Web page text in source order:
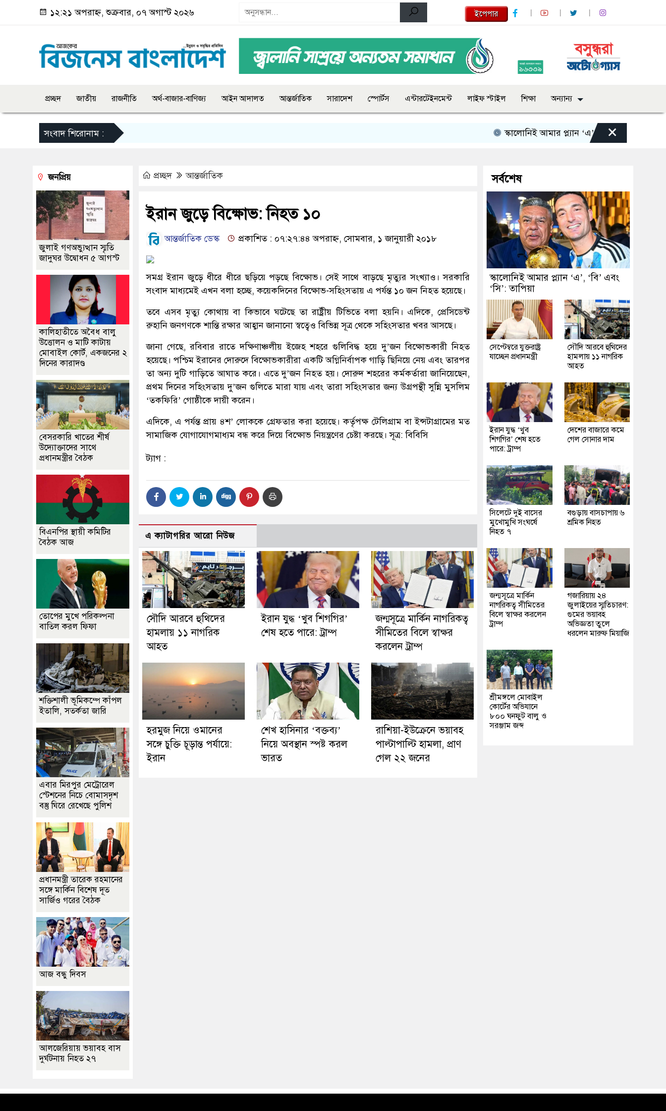
১২:২১ অপরাহ্ন, শুক্রবার, ০৭ অগাস্ট ২০২৬ ইপেপার
প্রচ্ছদ জাতীয় রাজনীতি অর্থ-বাজার-বাণিজ্য আইন আদালত আন্তর্জাতিক সারাদেশ স্পোর্টস এন্টারটেইনমেন্ট লাইফ স্টাইল শিক্ষা অন্যান্য
সংবাদ শিরোনাম : স্কালোনিই আমার প্ল্যান ‘এ’, ‘বি’ এবং ‘সি’: তাপিয়া
×
প্রচ্ছদ আন্তর্জাতিক
ইরান জুড়ে বিক্ষোভ: নিহত ১০
আন্তর্জাতিক ডেস্ক প্রকাশিত : ০৭:২৭:৪৪ অপরাহ্ন, সোমবার, ১ জানুয়ারী ২০১৮
সমগ্র ইরান জুড়ে ধীরে ধীরে ছড়িয়ে পড়ছে বিক্ষোভ। সেই সাথে বাড়ছে মৃত্যুর সংখ্যাও। সরকারি
সংবাদ মাধ্যমেই এখন বলা হচ্ছে, কয়েকদিনের বিক্ষোভ-সহিংসতায় এ পর্যন্ত ১০ জন নিহত হয়েছে।
তবে এসব মৃত্যু কোথায় বা কিভাবে ঘটেছে তা রাষ্ট্রীয় টিভিতে বলা হয়নি। এদিকে, প্রেসিডেন্ট
রুহানি জনগণকে শান্তি রক্ষার আহ্বান জানানো স্বত্বেও বিভিন্ন সূত্র থেকে সহিংসতার খবর আসছে।
জানা গেছে, রবিবার রাতে দক্ষিণাঞ্চলীয় ইজেহ শহরে গুলিবিদ্ধ হয়ে দু’জন বিক্ষোভকারী নিহত
হয়েছে। পশ্চিম ইরানের দোরুদে বিক্ষোভকারীরা একটি অগ্নিনির্বাপক গাড়ি ছিনিয়ে নেয় এবং তারপর
তা অন্য দুটি গাড়িতে আঘাত করে। এতে দু’জন নিহত হয়। দোরুদ শহরের কর্মকর্তারা জানিয়েছেন,
প্রথম দিনের সহিংসতায় দু’জন গুলিতে মারা যায় এবং তারা সহিংসতার জন্য উগ্রপন্থী সুন্নি মুসলিম
‘তকফিরি’ গোষ্ঠীকে দায়ী করেন।
এদিকে, এ পর্যন্ত প্রায় ৪শ’ লোককে গ্রেফতার করা হয়েছে। কর্তৃপক্ষ টেলিগ্রাম বা ইন্সটাগ্রামের মত
সামাজিক যোগাযোগমাধ্যম বন্ধ করে দিয়ে বিক্ষোভ নিয়ন্ত্রণের চেষ্টা করছে। সূত্র: বিবিসি
ট্যাগ :
এ ক্যাটাগরির আরো নিউজ
সৌদি আরবে হুথিদের
হামলায় ১১ নাগরিক
আহত
ইরান যুদ্ধ ‘খুব শিগগির’
শেষ হতে পারে: ট্রাম্প
জন্মসূত্রে মার্কিন নাগরিকত্ব
সীমিতের বিলে স্বাক্ষর
করলেন ট্রাম্প
হরমুজ নিয়ে ওমানের
সঙ্গে চুক্তি চূড়ান্ত পর্যায়ে:
ইরান
শেখ হাসিনার ‘বক্তব্য’
নিয়ে অবস্থান স্পষ্ট করল
ভারত
রাশিয়া-ইউক্রেনে ভয়াবহ
পাল্টাপাল্টি হামলা, প্রাণ
গেল ২২ জনের
জনপ্রিয়
জুলাই গণঅভ্যুত্থান স্মৃতি
জাদুঘর উদ্বোধন ৫ আগস্ট
কালিহাতীতে অবৈধ বালু
উত্তোলন ও মাটি কাটায়
মোবাইল কোর্ট, একজনের ২
দিনের কারাদণ্ড
বেসরকারি খাতের শীর্ষ
উদ্যোক্তাদের সাথে
প্রধানমন্ত্রীর বৈঠক
বিএনপির স্থায়ী কমিটির
বৈঠক আজ
তোপের মুখে পরিকল্পনা
বাতিল করল ফিফা
শক্তিশালী ভূমিকম্পে কাঁপল
ইতালি, সতর্কতা জারি
এবার মিরপুর মেট্রোরেল
স্টেশনের নিচে বোমাসদৃশ
বস্তু ঘিরে রেখেছে পুলিশ
প্রধানমন্ত্রী তারেক রহমানের
সঙ্গে মার্কিন বিশেষ দূত
সার্জিও গরের বৈঠক
আজ বন্ধু দিবস
আলজেরিয়ায় ভয়াবহ বাস
দুর্ঘটনায় নিহত ২৭
সর্বশেষ
স্কালোনিই আমার প্ল্যান ‘এ’, ‘বি’ এবং
‘সি’: তাপিয়া
সেপ্টেম্বরে যুক্তরাষ্ট্র
যাচ্ছেন প্রধানমন্ত্রী
সৌদি আরবে হুথিদের
হামলায় ১১ নাগরিক
আহত
ইরান যুদ্ধ ‘খুব
শিগগির’ শেষ হতে
পারে: ট্রাম্প
দেশের বাজারে কমে
গেল সোনার দাম
সিলেটে দুই বাসের
মুখোমুখি সংঘর্ষে
নিহত ৭
বগুড়ায় বাসচাপায় ৬
শ্রমিক নিহত
জন্মসূত্রে মার্কিন
নাগরিকত্ব সীমিতের
বিলে স্বাক্ষর করলেন
ট্রাম্প
গজারিয়ায় ২৪
জুলাইয়ের স্মৃতিচারণ:
গুমের ভয়াবহ
অভিজ্ঞতা তুলে
ধরলেন মারুফ মিয়াজি
শ্রীমঙ্গলে মোবাইল
কোর্টের অভিযানে
৮০০ ঘনফুট বালু ও
সরঞ্জাম জব্দ